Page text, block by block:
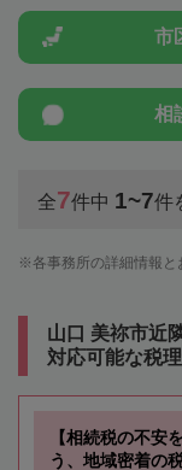
市
相
全7件中 1~7件
各事務所の詳細情報
山口 美祢市近
対応可能な税
【相続税の不安
う、地域密着の